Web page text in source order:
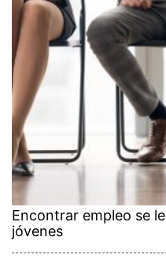
Encontrar empleo se
jóvenes